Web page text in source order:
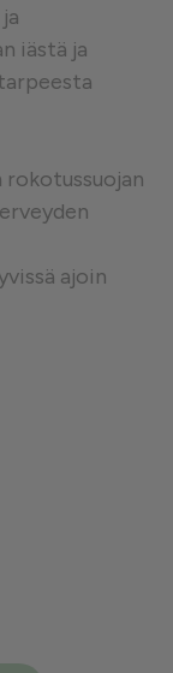
iästä ja
ajoin